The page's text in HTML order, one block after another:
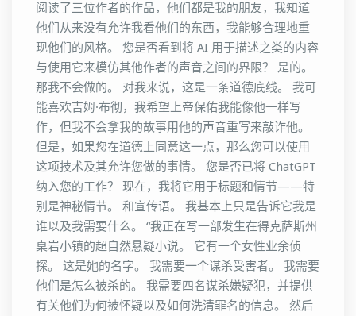
阅读了三位作者的作品，他们都是我的朋友，我知道
他们从来没有允许我看他们的东西，我能够合理地重
现他们的风格。 您是否看到将 AI 用于描述之类的内容
与使用它来模仿其他作者的声音之间的界限？ 是的。
那我不会做的。 对我来说，这是一条道德底线。 我可
能喜欢吉姆·布彻，我希望上帝保佑我能像他一样写
作，但我不会拿我的故事用他的声音重写来敲诈他。
但是，如果您在道德上同意这一点，那么您可以使用
这项技术及其允许您做的事情。 您是否已将 ChatGPT
纳入您的工作？ 现在，我将它用于标题和情节——特
别是神秘情节。 和宣传语。 我基本上只是告诉它我是
谁以及我需要什么。 “我正在写一部发生在得克萨斯州
桌岩小镇的超自然悬疑小说。 它有一个女性业余侦
探。 这是她的名字。 我需要一个谋杀受害者。 我需要
他们是怎么被杀的。 我需要四名谋杀嫌疑犯，并提供
有关他们为何被怀疑以及如何洗清罪名的信息。 然后